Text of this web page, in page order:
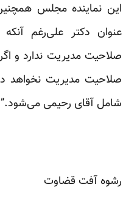
این نماینده مجلس
عنوان دکتر علی‌رغم
صلاحیت مدیریت ندارد و
صلاحیت مدیریت نخواهد
شامل آقای رحیمی می‌شود.”
رشوه آفت قضاوت